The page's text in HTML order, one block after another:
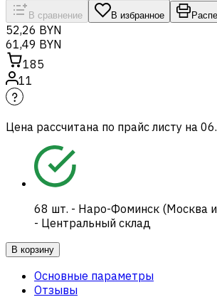
В сравнение В избранное
52,26 BYN
61,49 BYN
185
11
Цена рассчитана по прайс листу на
68 шт. - Наро-Фоминск (Москва и
- Центральный склад
В корзину
Основные параметры
Отзывы